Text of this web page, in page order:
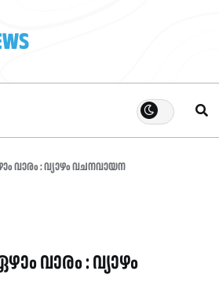
വാരം : വ്യാഴം വചനവായന
വാരം : വ്യാഴം